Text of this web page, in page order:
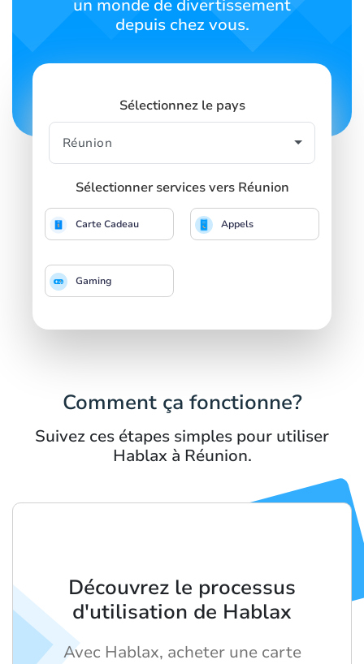
un monde de divertissement
depuis chez vous.
Sélectionnez le pays
Sélectionner services vers Réunion
Carte Cadeau Appels
Gaming
Comment ça fonctionne?
Suivez ces étapes simples pour utiliser
Hablax à Réunion.
Découvrez le processus
d'utilisation de Hablax
Avec Hablax, acheter une carte